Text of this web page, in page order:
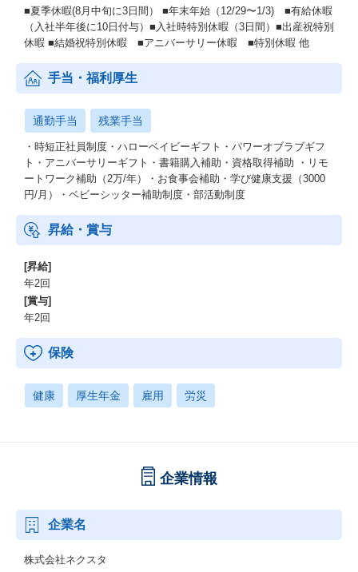
■夏季休暇(8月中旬に3日間） ■年末年始（12/29〜1/3) ■有給休暇
（入社半年後に10日付与）■入社時特別休暇（3日間）■出産祝特別
休暇 ■結婚祝特別休暇 ■アニバーサリー休暇 ■特別休暇 他
手当・福利厚生
通勤手当 残業手当
・時短正社員制度・ハローベイビーギフト・パワーオブラブギフ
ト・アニバーサリーギフト・書籍購入補助・資格取得補助 ・リモ
ートワーク補助（2万/年）・お食事会補助・学び健康支援（3000
円/月）・ベビーシッター補助制度・部活動制度
昇給・賞与
[昇給]
年2回
[賞与]
年2回
保険
健康 厚生年金 雇用 労災
企業情報
企業名
株式会社ネクスタ